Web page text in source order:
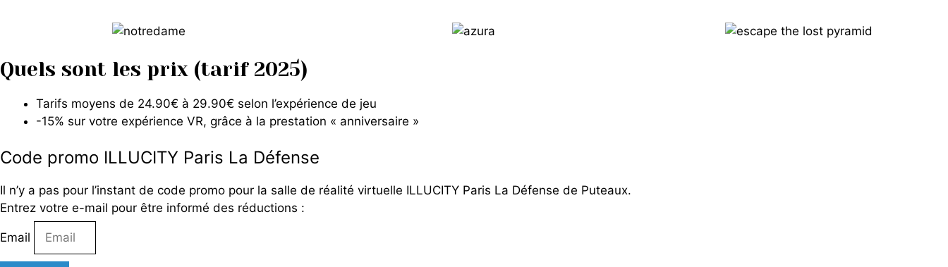
Quels sont les prix (tarif 2025)
Tarifs moyens de 24.90€ à 29.90€ selon l’expérience de jeu
-15% sur votre expérience VR, grâce à la prestation « anniversaire »
Code promo ILLUCITY Paris La Défense
Il n’y a pas pour l’instant de code promo pour la salle de réalité virtuelle ILLUCITY Paris La Défense de Puteaux.
Entrez votre e-mail pour être informé des réductions :
Email